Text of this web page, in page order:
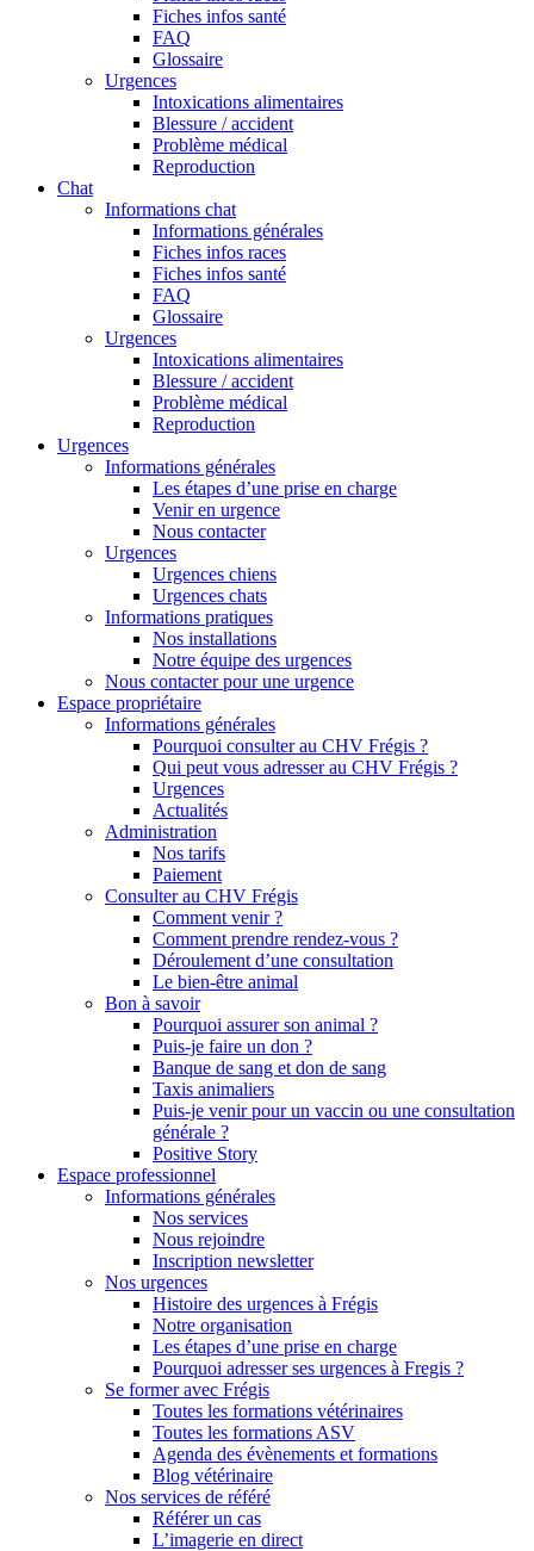
Fiches infos santé
FAQ
Glossaire
Urgences
Intoxications alimentaires
Blessure / accident
Problème médical
Reproduction
Chat
Informations chat
Informations générales
Fiches infos races
Fiches infos santé
FAQ
Glossaire
Urgences
Intoxications alimentaires
Blessure / accident
Problème médical
Reproduction
Urgences
Informations générales
Les étapes d’une prise en charge
Venir en urgence
Nous contacter
Urgences
Urgences chiens
Urgences chats
Informations pratiques
Nos installations
Notre équipe des urgences
Nous contacter pour une urgence
Espace propriétaire
Informations générales
Pourquoi consulter au CHV Frégis ?
Qui peut vous adresser au CHV Frégis ?
Urgences
Actualités
Administration
Nos tarifs
Paiement
Consulter au CHV Frégis
Comment venir ?
Comment prendre rendez-vous ?
Déroulement d’une consultation
Le bien-être animal
Bon à savoir
Pourquoi assurer son animal ?
Puis-je faire un don ?
Banque de sang et don de sang
Taxis animaliers
Puis-je venir pour un vaccin ou une consultation
générale ?
Positive Story
Espace professionnel
Informations générales
Nos services
Nous rejoindre
Inscription newsletter
Nos urgences
Histoire des urgences à Frégis
Notre organisation
Les étapes d’une prise en charge
Pourquoi adresser ses urgences à Fregis ?
Se former avec Frégis
Toutes les formations vétérinaires
Toutes les formations ASV
Agenda des évènements et formations
Blog vétérinaire
Nos services de référé
Référer un cas
L’imagerie en direct